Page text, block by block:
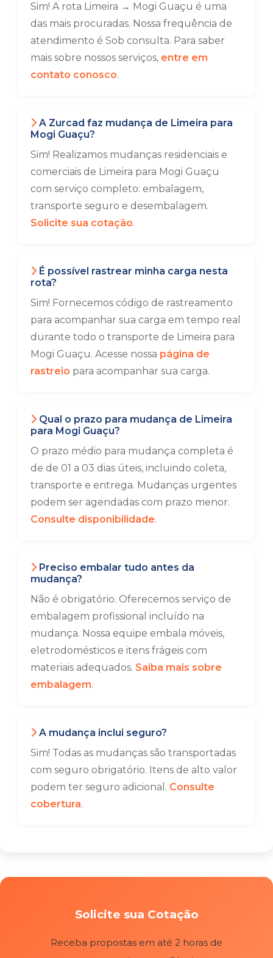
Sim! A rota Limeira → Mogi Guaçu é uma
das mais procuradas. Nossa frequência de
atendimento é Sob consulta. Para saber
mais sobre nossos serviços, entre em
contato conosco.
A Zurcad faz mudança de Limeira para
Mogi Guaçu?
Sim! Realizamos mudanças residenciais e
comerciais de Limeira para Mogi Guaçu
com serviço completo: embalagem,
transporte seguro e desembalagem.
Solicite sua cotação.
É possível rastrear minha carga nesta
rota?
Sim! Fornecemos código de rastreamento
para acompanhar sua carga em tempo real
durante todo o transporte de Limeira para
Mogi Guaçu. Acesse nossa página de
rastreio para acompanhar sua carga.
Qual o prazo para mudança de Limeira
para Mogi Guaçu?
O prazo médio para mudança completa é
de de 01 a 03 dias úteis, incluindo coleta,
transporte e entrega. Mudanças urgentes
podem ser agendadas com prazo menor.
Consulte disponibilidade.
Preciso embalar tudo antes da
mudança?
Não é obrigatório. Oferecemos serviço de
embalagem profissional incluído na
mudança. Nossa equipe embala móveis,
eletrodomésticos e itens frágeis com
materiais adequados. Saiba mais sobre
embalagem.
A mudança inclui seguro?
Sim! Todas as mudanças são transportadas
com seguro obrigatório. Itens de alto valor
podem ter seguro adicional. Consulte
cobertura.
Solicite sua Cotação
Receba propostas em até 2 horas de